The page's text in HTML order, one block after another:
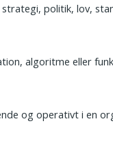
politik, lov,
algoritme eller
og operativt i en